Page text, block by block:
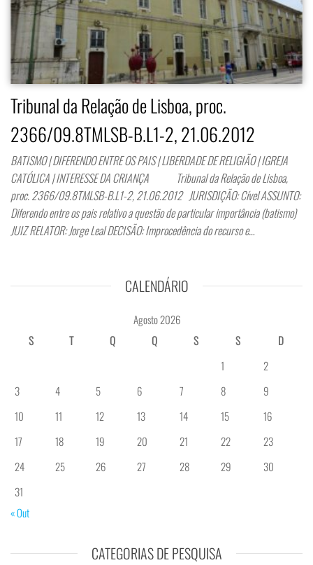
Tribunal da Relação de Lisboa, proc.
2366/09.8TMLSB-B.L1-2, 21.06.2012
BATISMO | DIFERENDO ENTRE OS PAIS | LIBERDADE DE RELIGIÃO | IGREJA
CATÓLICA | INTERESSE DA CRIANÇA Tribunal da Relação de Lisboa,
proc. 2366/09.8TMLSB-B.L1-2, 21.06.2012 JURISDIÇÃO: Cível ASSUNTO:
Diferendo entre os pais relativo a questão de particular importância (batismo)
JUIZ RELATOR: Jorge Leal DECISÃO: Improcedência do recurso e…
CALENDÁRIO
Agosto 2026
S
T Q Q S S
D
1
2
3
4 5 6 7 8
9
10
11 12 13 14 15
16
17
18 19 20 21 22
23
24
25 26 27 28 29
30
31
« Out
CATEGORIAS DE PESQUISA